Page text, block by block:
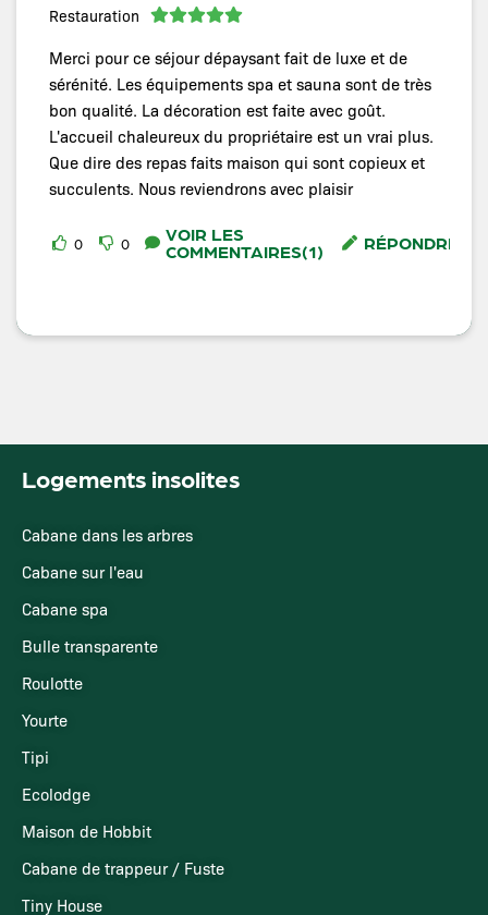
Restauration
Merci pour ce séjour dépaysant fait de luxe et de
sérénité. Les équipements spa et sauna sont de très
bon qualité. La décoration est faite avec goût.
L'accueil chaleureux du propriétaire est un vrai plus.
Que dire des repas faits maison qui sont copieux et
succulents. Nous reviendrons avec plaisir
0 0 VOIR LES
COMMENTAIRES(1) RÉPONDRE
Logements insolites
Cabane dans les arbres
Cabane sur l'eau
Cabane spa
Bulle transparente
Roulotte
Yourte
Tipi
Ecolodge
Maison de Hobbit
Cabane de trappeur / Fuste
Tiny House